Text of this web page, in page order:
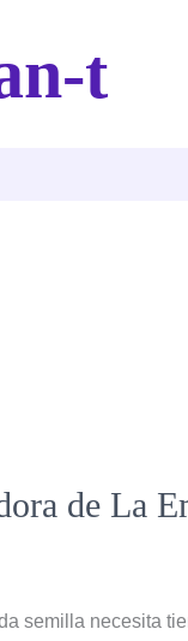
t
de La
semilla necesita